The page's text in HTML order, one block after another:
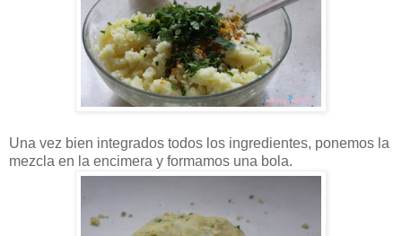
Una vez bien integrados todos los ingredientes, ponemos la
mezcla en la encimera y formamos una bola.